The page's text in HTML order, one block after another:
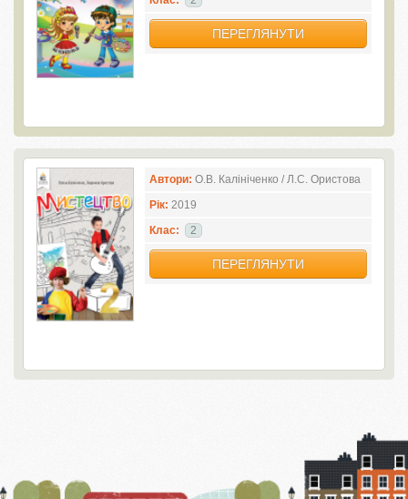
ПЕРЕГЛЯНУТИ
Автори: О.В. Калініченко / Л.С. Ористова
Рік: 2019
Клас:
2
ПЕРЕГЛЯНУТИ